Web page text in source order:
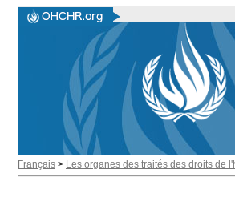
Français > Les organes des traités des droits de